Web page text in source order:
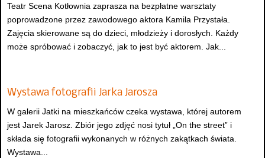
Teatr Scena Kotłownia zaprasza na bezpłatne warsztaty
poprowadzone przez zawodowego aktora Kamila Przystała.
Zajęcia skierowane są do dzieci, młodzieży i dorosłych. Każdy
może spróbować i zobaczyć, jak to jest być aktorem. Jak...
Wystawa fotografii Jarka Jarosza
W galerii Jatki na mieszkańców czeka wystawa, której autorem
jest Jarek Jarosz. Zbiór jego zdjęć nosi tytuł „On the street” i
składa się fotografii wykonanych w różnych zakątkach świata.
Wystawa...